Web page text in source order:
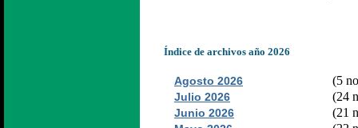
Índice de archivos año 2026
Agosto 2026 (5
Julio 2026 (24
Junio 2026 (21